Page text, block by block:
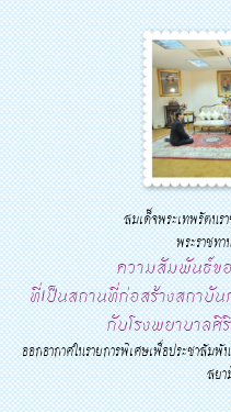
สมเด็จพระเทพรัตน
พระราชท
ความสัมพันธ์ข
ที่เป็นสถานที่ก่อสร้างสถาบั
กับโรงพยาบาลศิ
ออกอากาศในรายการพิเศษเพื่อประชาสั
สยา